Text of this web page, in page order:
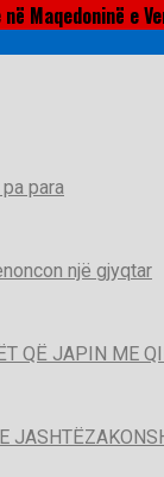
Maqedoninë e
para
një gjyqtar
QË JAPIN ME